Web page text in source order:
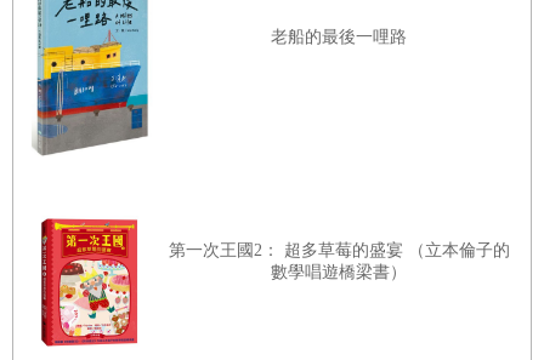
老船的最後一哩路
第一次王國2： 超多草莓的盛宴 （立本倫子的
數學唱遊橋梁書）